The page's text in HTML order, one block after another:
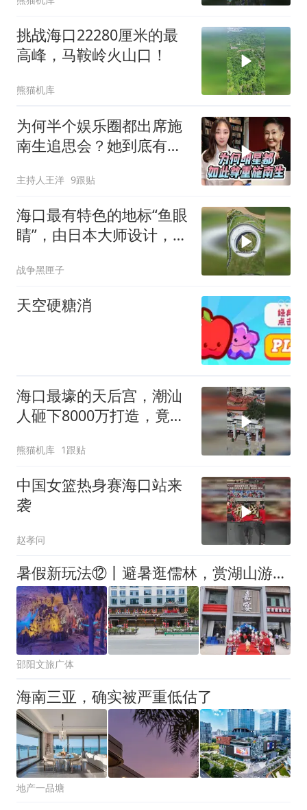
挑战海口22280厘米的最
高峰，马鞍岭火山口！
熊猫机库
为何半个娱乐圈都出席施
南生追思会？她到底有何
主持人王洋 9跟贴
海口最有特色的地标“鱼眼
睛”，由日本大师设计，打
战争黑匣子
天空硬糖消
海口最壕的天后宫，潮汕
人砸下8000万打造，竟不
熊猫机库 1跟贴
中国女篮热身赛海口站来
袭
赵孝问
暑假新玩法⑫丨避暑逛儒林，赏湖山游巫水，宝藏推荐请查收！
邵阳文旅广体
海南三亚，确实被严重低估了
地产一品塘